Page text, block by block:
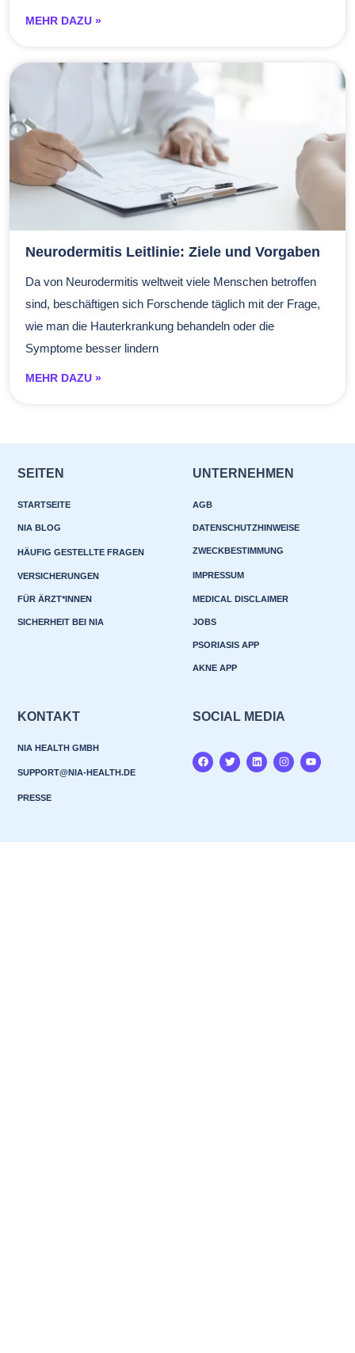
MEHR DAZU »
Neurodermitis Leitlinie: Ziele und Vorgaben
Da von Neurodermitis weltweit viele Menschen betroffen
sind, beschäftigen sich Forschende täglich mit der Frage,
wie man die Hauterkrankung behandeln oder die
Symptome besser lindern
MEHR DAZU »
SEITEN
STARTSEITE
NIA BLOG
HÄUFIG GESTELLTE FRAGEN
VERSICHERUNGEN
FÜR ÄRZT*INNEN
SICHERHEIT BEI NIA
UNTERNEHMEN
AGB
DATENSCHUTZHINWEISE
ZWECKBESTIMMUNG
IMPRESSUM
MEDICAL DISCLAIMER
JOBS
PSORIASIS APP
AKNE APP
KONTAKT
NIA HEALTH GMBH
SUPPORT@NIA-HEALTH.DE
PRESSE
SOCIAL MEDIA